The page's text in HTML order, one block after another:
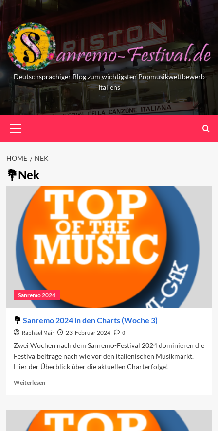
Skip
to
content
Deutschsprachiger Blog zum wichtigsten Popmusikwettbewerb
Italiens
Menu
HOME NEK
Nek
Sanremo 2024
Sanremo 2024 in den Charts (Woche 3)
Raphael Mair 23. Februar 2024
0
Zwei Wochen nach dem Sanremo-Festival 2024 dominieren die
Festivalbeiträge nach wie vor den italienischen Musikmarkt.
Hier der Überblick über die aktuellen Charterfolge!
WeiterlesenRead
Sanremo
2024
in